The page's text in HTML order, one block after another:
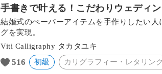
手書きで叶える！こだわりウェディ
結婚式のぺーパーアイテムを手作りしたい
グを実現。
Viti Calligraphy タカタユキ
516 初級 カリグラフィー・レタリン